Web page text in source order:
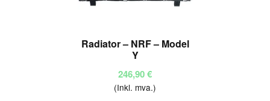
Radiator – NRF – Model
Y
246,90€
(Inkl. mva.)